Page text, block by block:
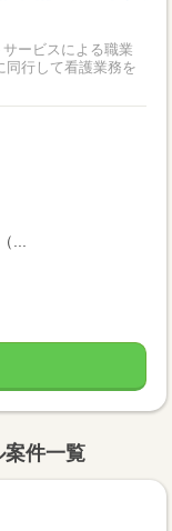
ービスによる職業
行して看護業務を
...
案件一覧